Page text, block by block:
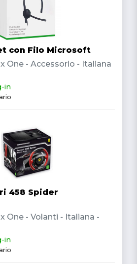
con Filo Microsoft
One - Accessorio - Italiana
in
458 Spider
One - Volanti - Italiana -
in